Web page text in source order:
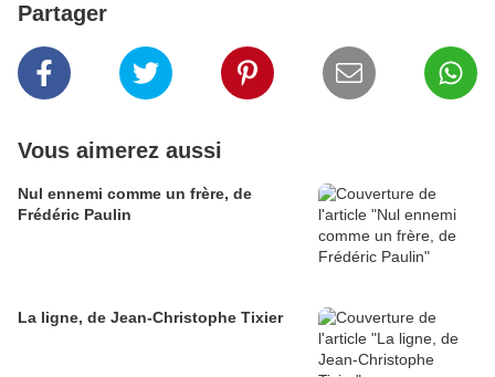
Partager
Vous aimerez aussi
Nul ennemi comme un frère, de
Frédéric Paulin
La ligne, de Jean-Christophe Tixier